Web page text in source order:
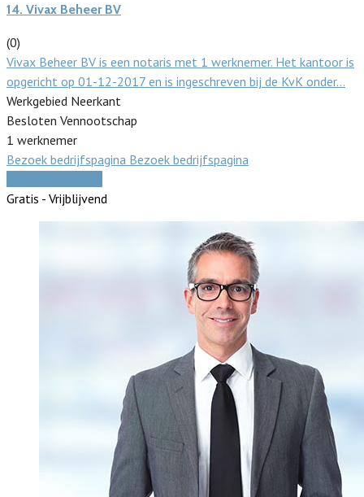
14. Vivax Beheer BV
(0)
Vivax Beheer BV is een notaris met 1 werknemer. Het kantoor is
opgericht op 01-12-2017 en is ingeschreven bij de KvK onder…
Werkgebied Neerkant
Besloten Vennootschap
1 werknemer
Bezoek bedrijfspagina Bezoek bedrijfspagina
Gratis - Vrijblijvend